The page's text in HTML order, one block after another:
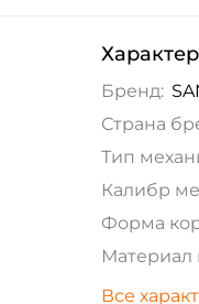
Бренд:
Страна
Тип
Калибр
Форма
Материал
Все